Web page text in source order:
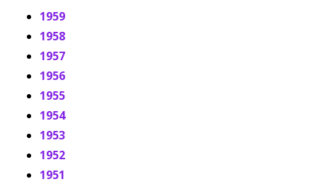
1959
1958
1957
1956
1955
1954
1953
1952
1951